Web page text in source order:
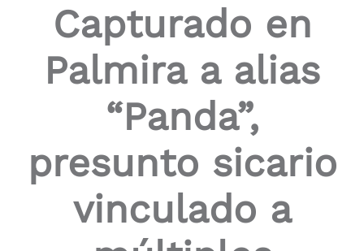
navigate
Capturado en
Palmira a alias
“Panda”,
presunto sicario
vinculado a